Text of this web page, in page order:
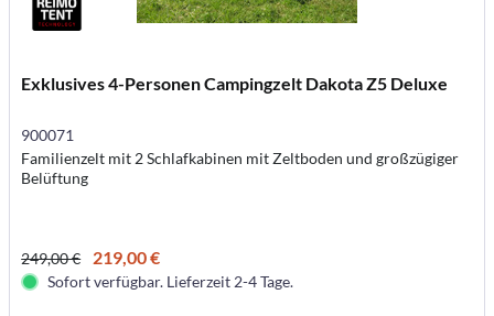
Exklusives 4-Personen Campingzelt Dakota Z5 Deluxe
900071
Familienzelt mit 2 Schlafkabinen mit Zeltboden und großzügiger
Belüftung
249,00 € 219,00 €
Sofort verfügbar. Lieferzeit 2-4 Tage.